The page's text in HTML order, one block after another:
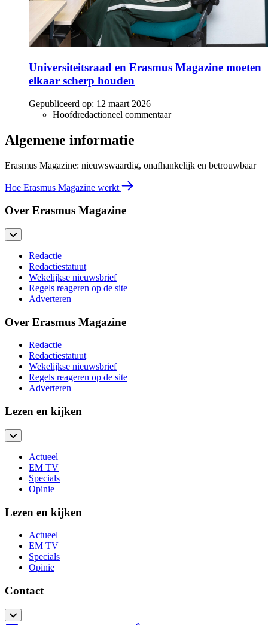
Universiteitsraad en Erasmus Magazine moeten
elkaar scherp houden
Gepubliceerd op: 12 maart 2026
Hoofdredactioneel commentaar
Algemene informatie
Erasmus Magazine: nieuwswaardig, onafhankelijk en betrouwbaar
Hoe Erasmus Magazine werkt
Over Erasmus Magazine
Redactie
Redactiestatuut
Wekelijkse nieuwsbrief
Regels reageren op de site
Adverteren
Over Erasmus Magazine
Redactie
Redactiestatuut
Wekelijkse nieuwsbrief
Regels reageren op de site
Adverteren
Lezen en kijken
Actueel
EM TV
Specials
Opinie
Lezen en kijken
Actueel
EM TV
Specials
Opinie
Contact